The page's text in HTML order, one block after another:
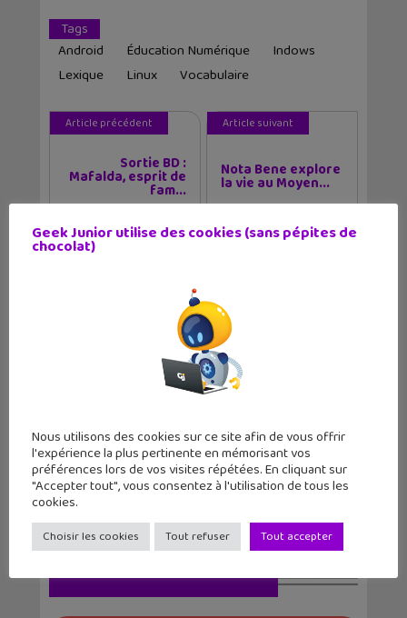
Tags
Android
Éducation Numérique
Indows
Lexique
Linux Vocabulaire
Article précédent
Sortie BD :
Mafalda, esprit de
fam...
Article suivant
Nota Bene explore
la vie au Moyen...
Auteur
Christophe Coquis
regarder des séries télé tard le soir.
Geek Junior utilise des cookies (sans pépites de
chocolat)
Nous utilisons des cookies sur ce site afin de vous offrir
l'expérience la plus pertinente en mémorisant vos
préférences lors de vos visites répétées. En cliquant sur
"Accepter tout", vous consentez à l'utilisation de tous les
cookies.
Choisir les cookies Tout refuser Tout accepter